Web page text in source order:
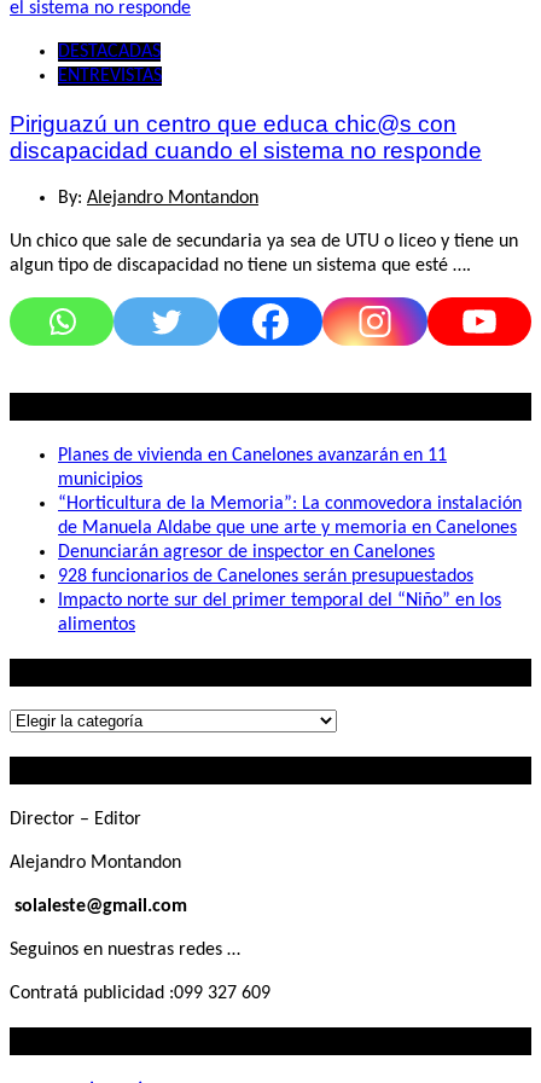
DESTACADAS
ENTREVISTAS
Piriguazú un centro que educa chic@s con
discapacidad cuando el sistema no responde
By: Alejandro Montandon
Un chico que sale de secundaria ya sea de UTU o liceo y tiene un
algun tipo de discapacidad no tiene un sistema que esté ….
Planes de vivienda en Canelones avanzarán en 11
municipios
“Horticultura de la Memoria”: La conmovedora instalación
de Manuela Aldabe que une arte y memoria en Canelones
Denunciarán agresor de inspector en Canelones
928 funcionarios de Canelones serán presupuestados
Impacto norte sur del primer temporal del “Niño” en los
alimentos
Lo
Director – Editor
Alejandro Montandon
solaleste@gmail.com
Seguinos en nuestras redes …
Contratá publicidad :099 327 609